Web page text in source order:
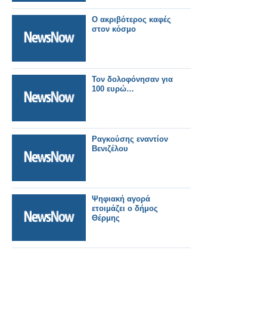
Ο ακριβότερος καφές
στον κόσμο
Τον δολοφόνησαν για
100 ευρώ…
Ραγκούσης εναντίον
Βενιζέλου
Ψηφιακή αγορά
ετοιμάζει ο δήμος
Θέρμης